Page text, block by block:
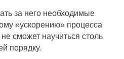
за него необходимые
«ускорению» процесса
сможет научиться столь
порядку.